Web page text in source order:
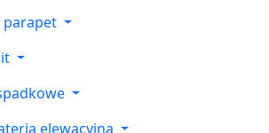
parapet
elewacyjna